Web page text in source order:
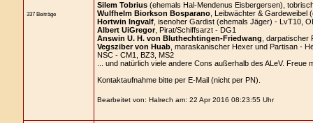
337 Beiträge
Silem Tobrius(ehemals Hal-Mendenus Eisbergersen),
Wulfhelm Biorkson Bosparano, Leibwächter & Gardeweibel
Hortwin Ingvalf, isenoher Gardist (ehemals Jäger) - LvT10,
Albert UiGregor, Pirat/Schiffsarzt - DG1
Answin U. H. von Bluthechtingen-Friedwang , darpatischer
Vegsziber von Huab, maraskanischer Hexer und Partisan -
NSC - CM1, BZ3, MS2
... und natürlich viele andere Cons außerhalb des ALeV.
Kontaktaufnahme bitte per E-Mail (nicht per PN).
Bearbeitet von: Halrech am: 22 Apr 2016 08:23:55 Uhr